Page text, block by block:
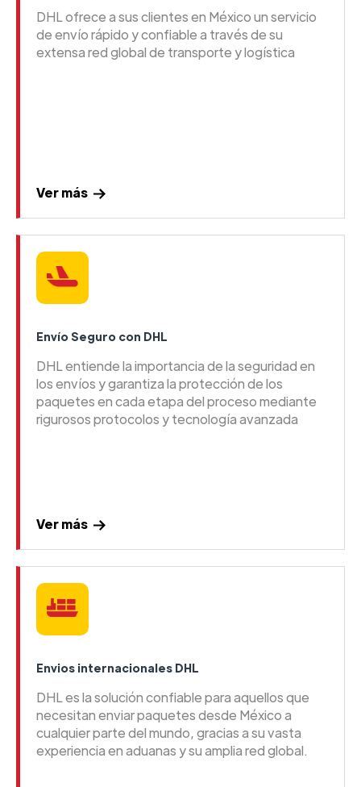
DHL ofrece a sus clientes en México un servicio
de envío rápido y confiable a través de su
extensa red global de transporte y logística
Ver más
Envío Seguro con DHL
DHL entiende la importancia de la seguridad en
los envíos y garantiza la protección de los
paquetes en cada etapa del proceso mediante
rigurosos protocolos y tecnología avanzada
Ver más
Envios internacionales DHL
DHL es la solución confiable para aquellos que
necesitan enviar paquetes desde México a
cualquier parte del mundo, gracias a su vasta
experiencia en aduanas y su amplia red global.